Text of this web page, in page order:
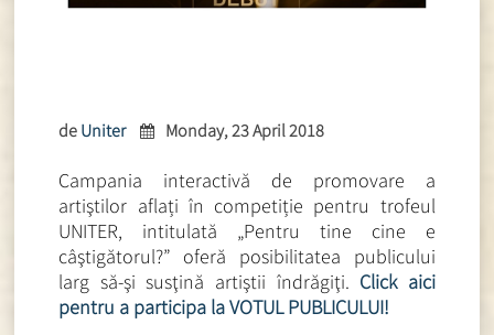
de Uniter Monday, 23 April 2018
Campania interactivă de promovare a
artiştilor aflați în competiție pentru trofeul
UNITER, intitulată „Pentru tine cine e
câştigătorul?” oferă posibilitatea publicului
larg să-şi susţină artiştii îndrăgiţi. Click aici
pentru a participa la VOTUL PUBLICULUI!